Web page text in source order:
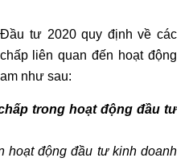
tư 2020 quy định về các
liên quan đến hoạt động
như sau:
trong hoạt động đầu tư
hoạt động đầu tư kinh doanh